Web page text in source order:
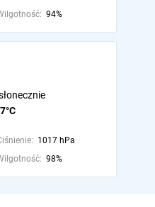
94%
1017 hPa
98%